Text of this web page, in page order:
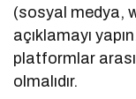
(sosyal medya,
açıklamayı
platformlar
olmalıdır.